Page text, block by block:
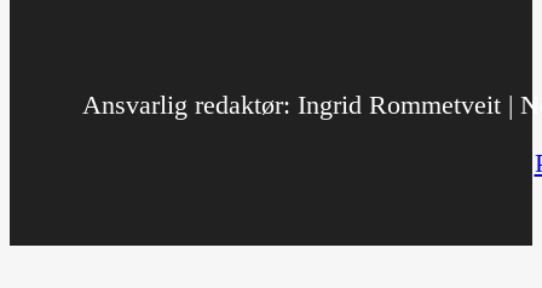
Ansvarlig redaktør: Ingrid Rommetveit |